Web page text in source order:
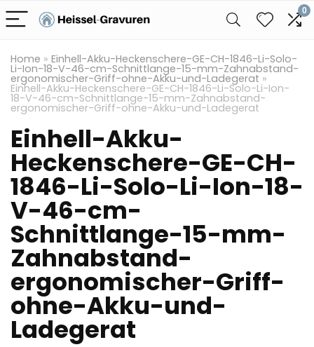
0
Home » Einhell-Akku-Heckenschere-GE-CH-1846-Li-Solo-
Li-Ion-18-V-46-cm-Schnittlange-15-mm-Zahnabstand-
ergonomischer-Griff-ohne-Akku-und-Ladegerat »
Einhell-Akku-Heckenschere-GE-CH-1846-Li-Solo-Li-Ion-
18-V-46-cm-Schnittlange-15-mm-Zahnabstand-
ergonomischer-Griff-ohne-Akku-und-Ladegerat
Einhell-Akku-
Heckenschere-GE-CH-
1846-Li-Solo-Li-Ion-18-
V-46-cm-
Schnittlange-15-mm-
Zahnabstand-
ergonomischer-Griff-
ohne-Akku-und-
Ladegerat